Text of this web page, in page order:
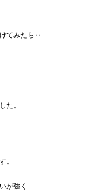
てみたら‥
た。
。
が強く